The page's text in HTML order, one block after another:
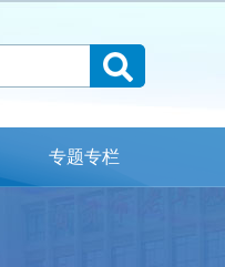
专题专栏